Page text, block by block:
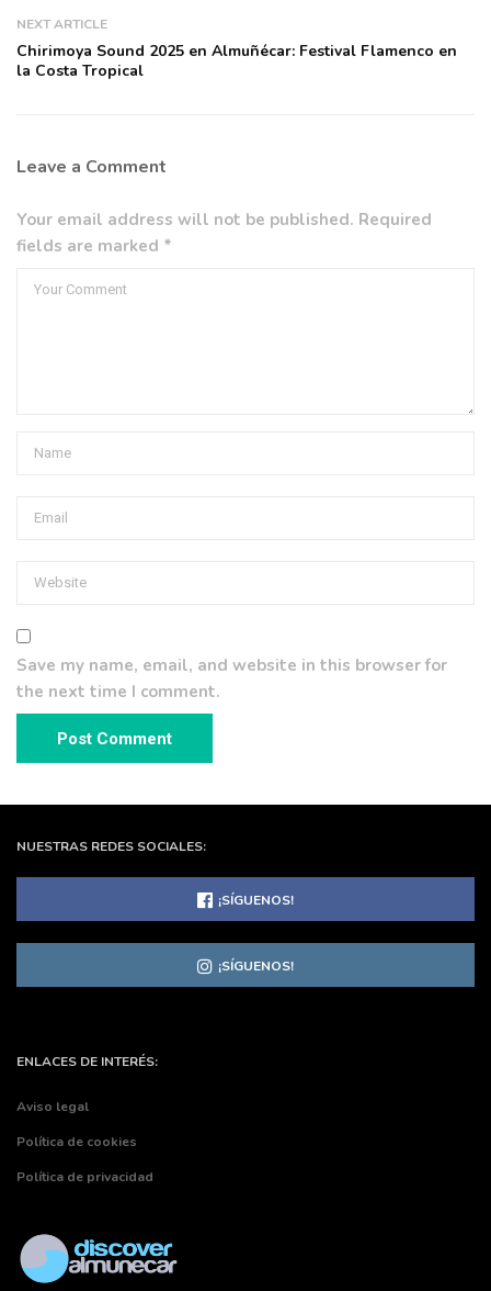
NEXT ARTICLE
Chirimoya Sound 2025 en Almuñécar: Festival Flamenco en
la Costa Tropical
Leave a Comment
Your email address will not be published. Required
fields are marked *
Save my name, email, and website in this browser for
the next time I comment.
NUESTRAS REDES SOCIALES:
¡SÍGUENOS!
¡SÍGUENOS!
ENLACES DE INTERÉS:
Aviso legal
Política de cookies
Política de privacidad